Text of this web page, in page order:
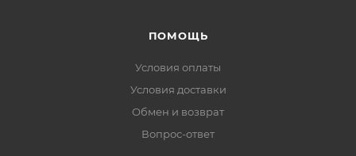
ПОМОЩЬ
Условия оплаты
Условия доставки
Обмен и возврат
Вопрос-ответ